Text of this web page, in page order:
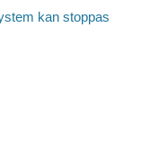
kan stoppas